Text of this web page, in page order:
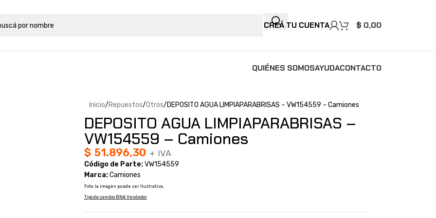
CREÁ TU CUENTA $ 0,00
QUIÉNES SOMOSAYUDACONTACTO
Inicio Repuestos Otros DEPOSITO AGUA LIMPIAPARABRISAS – VW154559 – Camiones
DEPOSITO AGUA LIMPIAPARABRISAS –
VW154559 – Camiones
$ 51.896,30 + IVA
Código de Parte:VW154559
Marca:Camiones
Foto: la imagen puede ser Ilustrativa.
Tipo de cambio BNA Vendedor